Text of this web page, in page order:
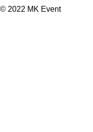
© 2022 MK Event